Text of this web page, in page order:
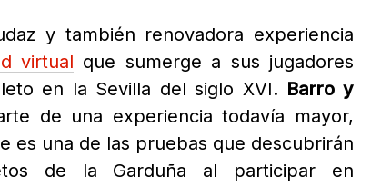
y también renovadora experiencia
virtual que sumerge a sus jugadores
en la Sevilla del siglo XVI. Barro y
de una experiencia todavía mayor,
es una de las pruebas que descubrirán
de la Garduña al participar en